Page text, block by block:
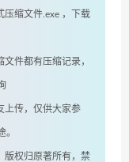
压缩文件.exe ，下载
件都有压缩记录，
上传，仅供大家参
。
版权归原著所有，禁